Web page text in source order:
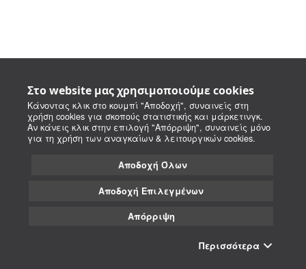
Στο website μας χρησιμοποιούμε cookies
Κάνοντας κλικ στο κουμπί "Αποδοχή", συναινείς στη
χρήση cookies για σκοπούς στατιστικής και μάρκετινγκ.
Αν κάνεις κλικ στην επιλογή "Απόρριψη", συναινείς μόνο
για τη χρήση των αναγκαίων & λειτουργικών cookies.
Αποδοχή Όλων
Αποδοχή Επιλεγμένων
Απόρριψη
Περισσότερα